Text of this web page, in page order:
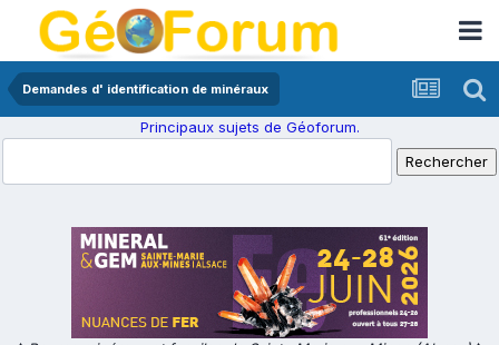
Demandes d' identification de minéraux
Principaux sujets de Géoforum.